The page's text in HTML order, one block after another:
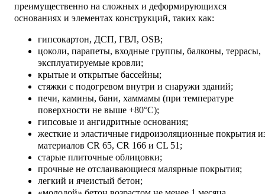
преимущественно на сложных и деформирующихся
основаниях и элементах конструкций, таких как:
гипсокартон, ДСП, ГВЛ, OSB;
цоколи, парапеты, входные группы, балконы, террасы,
эксплуатируемые кровли;
крытые и открытые бассейны;
стяжки с подогревом внутри и снаружи зданий;
печи, камины, бани, хаммамы (при температуре
поверхности не выше +80°C);
гипсовые и ангидритные основания;
жесткие и эластичные гидроизоляционные покрытия
материалов CR 65, CR 166 и CL 51;
старые плиточные облицовки;
прочные не отслаивающиеся малярные покрытия;
легкий и ячеистый бетон;